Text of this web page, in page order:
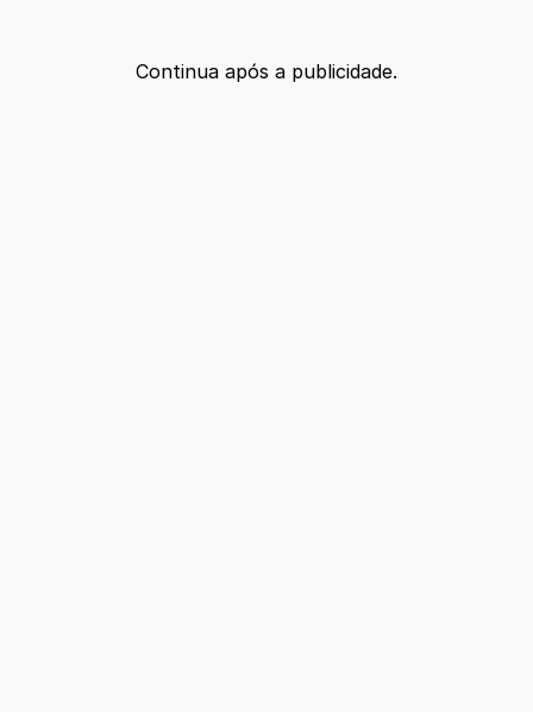
Continua após a publicidade.